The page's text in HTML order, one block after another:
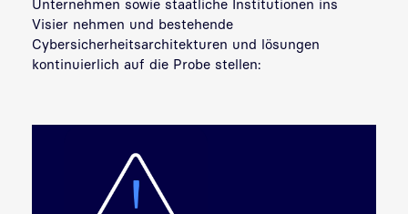
Unternehmen sowie staatliche Institutionen ins
Visier nehmen und bestehende
Cybersicherheitsarchitekturen und ­lösungen
kontinuierlich auf die Probe stellen: